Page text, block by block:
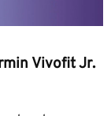
Vivofit Jr.